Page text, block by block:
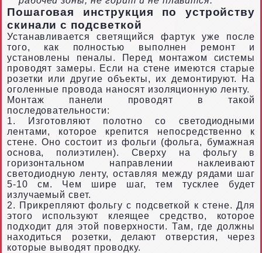
Пошаговая инструкция по устройству
скинали с подсветкой
Устанавливается светящийся фартук уже после
того, как полностью выполнен ремонт и
установлены пеналы. Перед монтажом системы
проводят замеры. Если на стене имеются старые
розетки или другие объекты, их демонтируют. На
оголенные провода наносят изоляционную ленту.
Монтаж панели проводят в такой
последовательности:
1. Изготовляют полотно со светодиодными
лентами, которое крепится непосредственно к
стене. Оно состоит из фольги (фольга, бумажная
основа, полиэтилен). Сверху на фольгу в
горизонтальном направлении наклеивают
светодиодную ленту, оставляя между рядами шаг
5-10 см. Чем шире шаг, тем тусклее будет
излучаемый свет.
2. Прикрепляют фольгу с подсветкой к стене. Для
этого используют клеящее средство, которое
подходит для этой поверхности. Там, где должны
находиться розетки, делают отверстия, через
которые выводят проводку.